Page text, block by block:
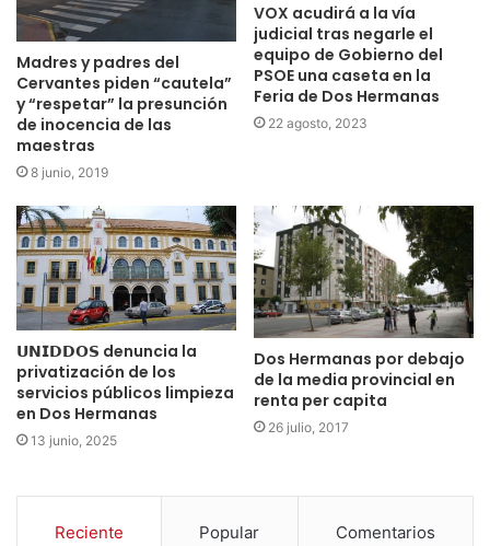
Madres y padres del
Cervantes piden “cautela”
y “respetar” la presunción
de inocencia de las
maestras
8 junio, 2019
VOX acudirá a la vía
judicial tras negarle el
equipo de Gobierno del
PSOE una caseta en la
Feria de Dos Hermanas
22 agosto, 2023
𝗨𝗡𝗜𝗗𝗗𝗢𝗦 denuncia la
privatización de los
servicios públicos limpieza
en Dos Hermanas
13 junio, 2025
Dos Hermanas por debajo
de la media provincial en
renta per capita
26 julio, 2017
Reciente Popular Comentarios